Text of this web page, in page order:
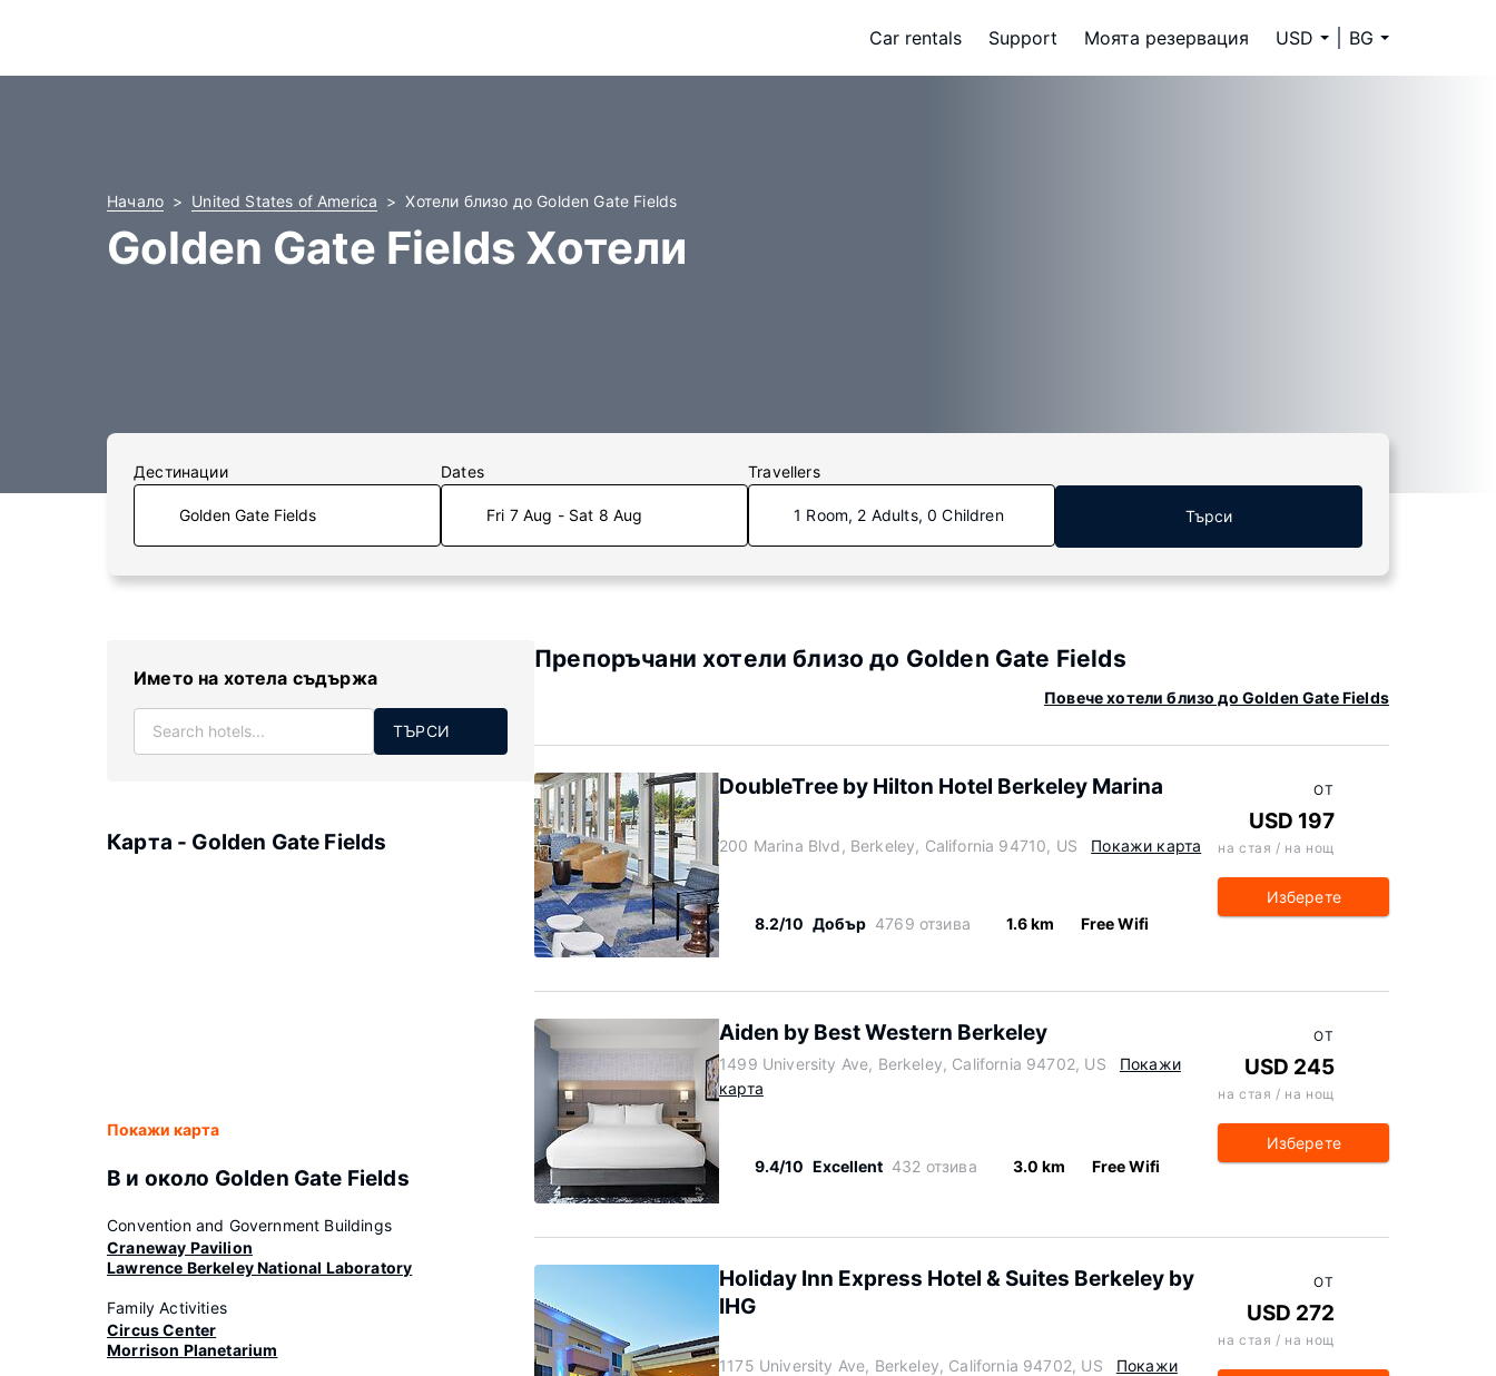
Car rentals Support Моята резервация USD BG
Начало United States of America Хотели близо до Golden Gate Fields
Golden Gate Fields Хотели
Дестинации Dates
Fri 7 Aug - Sat 8 Aug
Travellers
1 Room, 2 Adults, 0 Children Търси
Името на хотела съдържа
ТЪРСИ
Карта - Golden Gate Fields
Покажи карта
В и около Golden Gate Fields
Convention and Government Buildings
Craneway Pavilion
Lawrence Berkeley National Laboratory
Family Activities
Circus Center
Morrison Planetarium
Препоръчани хотели близо до Golden Gate Fields
Повече хотели близо до Golden Gate Fields
DoubleTree by Hilton Hotel Berkeley Marina
200 Marina Blvd, Berkeley, California 94710, US Покажи карта
8.2/10 Добър 4769 отзива 1.6 km Free Wifi
ОТ
USD 197
на стая / на нощ
Изберете
Aiden by Best Western Berkeley
1499 University Ave, Berkeley, California 94702, US
Покажи
карта
9.4/10 Excellent 432 отзива 3.0 km Free Wifi
ОТ
USD 245
на стая / на нощ
Изберете
Holiday Inn Express Hotel & Suites Berkeley by
IHG
1175 University Ave, Berkeley, California 94702, US
Покажи
ОТ
USD 272
на стая / на нощ